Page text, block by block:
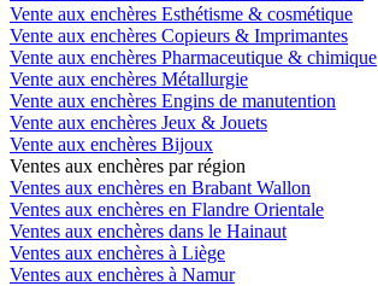
Vente aux enchères Esthétisme & cosmétique
Vente aux enchères Copieurs & Imprimantes
Vente aux enchères Pharmaceutique & chimique
Vente aux enchères Métallurgie
Vente aux enchères Engins de manutention
Vente aux enchères Jeux & Jouets
Vente aux enchères Bijoux
Ventes aux enchères par région
Ventes aux enchères en Brabant Wallon
Ventes aux enchères en Flandre Orientale
Ventes aux enchères dans le Hainaut
Ventes aux enchères à Liège
Ventes aux enchères à Namur